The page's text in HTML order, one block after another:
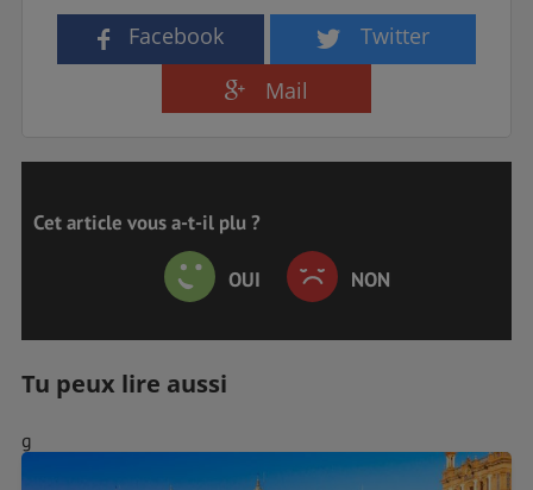
Facebook
Twitter
Mail
Cet article vous a-t-il plu ?
OUI NON
Tu peux lire aussi
g